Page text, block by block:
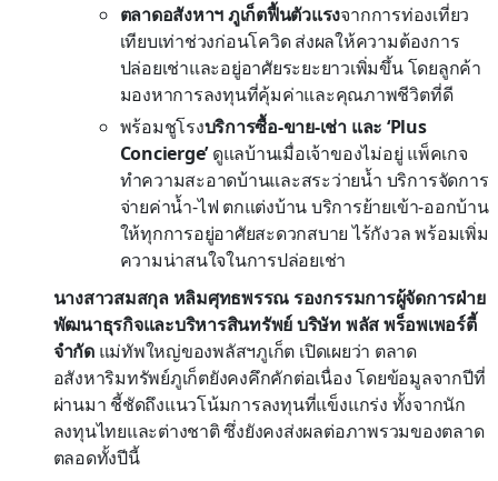
ตลาดอสังหาฯ ภูเก็ตฟื้นตัวแรงจากการท่องเที่ยว
เทียบเท่าช่วงก่อนโควิด ส่งผลให้ความต้องการ
ปล่อยเช่าและอยู่อาศัยระยะยาวเพิ่มขึ้น โดยลูกค้า
มองหาการลงทุนที่คุ้มค่าและคุณภาพชีวิตที่ดี
พร้อมชูโรงบริการซื้อ-ขาย-เช่า และ ‘Plus
Concierge’ดูแลบ้านเมื่อเจ้าของไม่อยู่ แพ็คเกจ
ทำความสะอาดบ้านและสระว่ายน้ำ บริการจัดการ
จ่ายค่าน้ำ-ไฟ ตกแต่งบ้าน บริการย้ายเข้า-ออกบ้าน
ให้ทุกการอยู่อาศัยสะดวกสบาย ไร้กังวล พร้อมเพิ่ม
ความน่าสนใจในการปล่อยเช่า
นางสาวสมสกุล หลิมศุทธพรรณ รองกรรมการผู้จัดการฝ่าย
พัฒนาธุรกิจและบริหารสินทรัพย์ บริษัท พลัส พร็อพเพอร์ตี้
จำกัด แม่ทัพใหญ่ของพลัสฯภูเก็ต เปิดเผยว่า ตลาด
อสังหาริมทรัพย์ภูเก็ตยังคงคึกคักต่อเนื่อง โดยข้อมูลจากปีที่
ผ่านมา ชี้ชัดถึงแนวโน้มการลงทุนที่แข็งแกร่ง ทั้งจากนัก
ลงทุนไทยและต่างชาติ ซึ่งยังคงส่งผลต่อภาพรวมของตลาด
ตลอดทั้งปีนี้